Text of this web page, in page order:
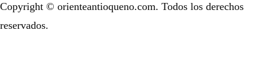
Copyright © orienteantioqueno.com. Todos los derechos
reservados.